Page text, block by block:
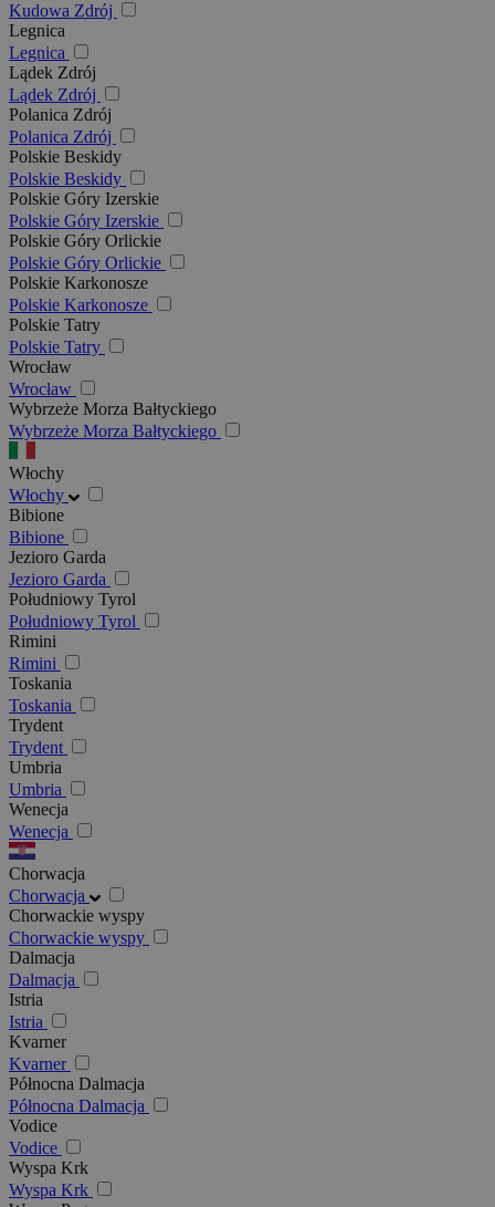
Kudowa Zdrój
Legnica
Legnica
Lądek Zdrój
Lądek Zdrój
Polanica Zdrój
Polanica Zdrój
Polskie Beskidy
Polskie Beskidy
Polskie Góry Izerskie
Polskie Góry Izerskie
Polskie Góry Orlickie
Polskie Góry Orlickie
Polskie Karkonosze
Polskie Karkonosze
Polskie Tatry
Polskie Tatry
Wrocław
Wrocław
Wybrzeże Morza Bałtyckiego
Wybrzeże Morza Bałtyckiego
Włochy
Włochy
Bibione
Bibione
Jezioro Garda
Jezioro Garda
Południowy Tyrol
Południowy Tyrol
Rimini
Rimini
Toskania
Toskania
Trydent
Trydent
Umbria
Umbria
Wenecja
Wenecja
Chorwacja
Chorwacja
Chorwackie wyspy
Chorwackie wyspy
Dalmacja
Dalmacja
Istria
Istria
Kvarner
Kvarner
Północna Dalmacja
Północna Dalmacja
Vodice
Vodice
Wyspa Krk
Wyspa Krk